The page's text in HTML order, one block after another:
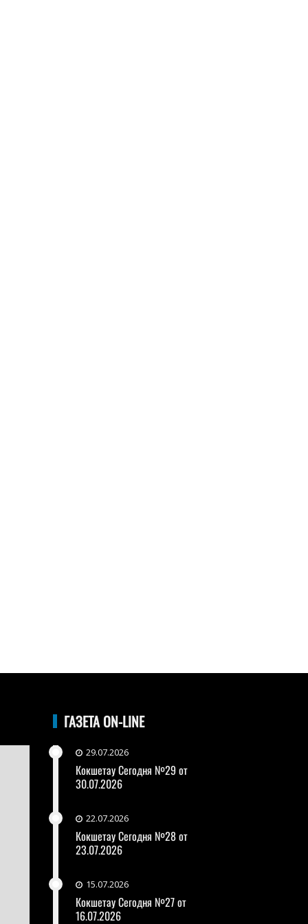
ГАЗЕТА ON-LINE
29.07.2026
Кокшетау Сегодня №29 от
30.07.2026
22.07.2026
Кокшетау Сегодня №28 от
23.07.2026
15.07.2026
Кокшетау Сегодня №27 от
16.07.2026